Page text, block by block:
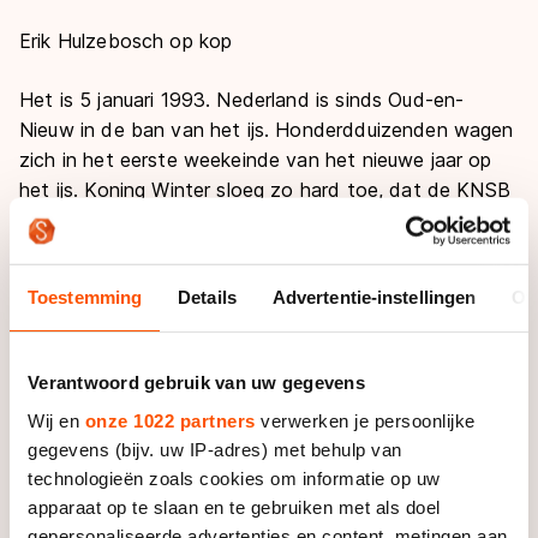
Toestemming Details Advertentie-instellingen
Verantwoord gebruik van uw gegevens
Wij en onze 1022 partners verwerken je persoonlijke
gegevens (bijv. uw IP-adres) met behulp van
technologieën zoals cookies om informatie op uw
apparaat op te slaan en te gebruiken met als doel
Erik Hulzeboschop kop
Het is 5 januari 1993. Nederland is sinds Oud-en-
Nieuw in de ban van het ijs. Honderdduizenden wagen
zich in het eerste weekeinde van het nieuwe jaar op
het ijs. Koning Winter sloeg zo hard toe, dat de KNSB
al voor 5 januari het Nederlands kampioenschap
marathon uitschrijft.
Het NK marathon werd die dag op de Trekvaart en de
Middelvliet in Maasland echter een mengeling van
maar de weerstand tegen de elementen was op dit
kampioenschap doorslaggevend. Allesdoordringende
stortregens, aangewakkerd door een zuidwester-
storm, geselden de lichamen van de marathonrijders.
Wie tijdens de 23 rondjes op het ruim 4 kilometer lange